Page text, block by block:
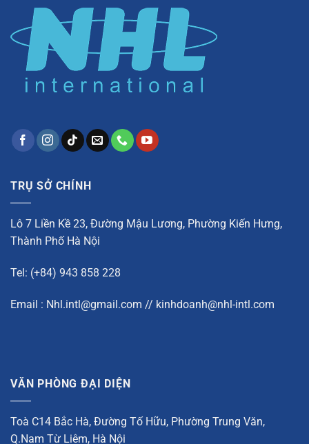
TRỤ SỞ CHÍNH
Lô 7 Liền Kề 23, Đường Mậu Lương, Phường Kiến Hưng,
Thành Phố Hà Nội
Tel: (+84) 943 858 228
Email : Nhl.intl@gmail.com // kinhdoanh@nhl-intl.com
VĂN PHÒNG ĐẠI DIỆN
Toà C14 Bắc Hà, Đường Tố Hữu, Phường Trung Văn,
Q.Nam Từ Liêm, Hà Nội